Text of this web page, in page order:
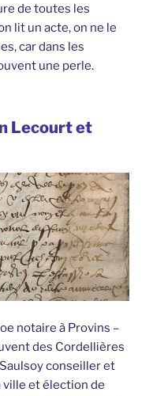
de toutes les
lit un acte, on ne le
car dans les
une perle.
Lecourt et
notaire à Provins –
des Cordellières
conseiller et
ville et élection de